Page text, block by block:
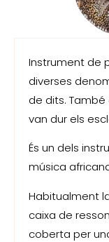
Instrument de
diverses
de dits.
van dur els
És un dels
música
Habitualment
caixa de
coberta per